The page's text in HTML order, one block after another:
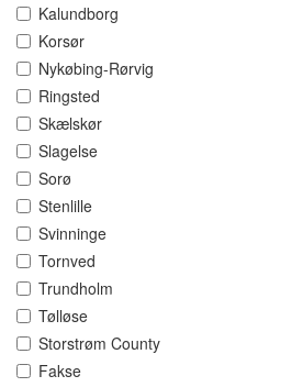
Kalundborg
Korsør
Nykøbing-Rørvig
Ringsted
Skælskør
Slagelse
Sorø
Stenlille
Svinninge
Tornved
Trundholm
Tølløse
Storstrøm County
Fakse